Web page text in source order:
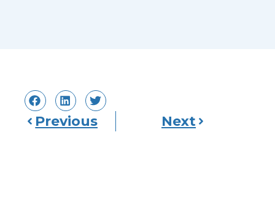
Previous Next